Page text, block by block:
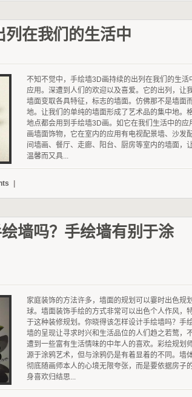
列在我们的生活中
不知不觉中，手绘墙3D画持续的出列在我们的生活
应用。深遭到人们的欢迎以及喜爱。它的出列，让
墙面变取各具特征，标志的墙面。仿佛那不是墙面
地。让我们的单纯的墙面形成了艺术品的集中地。
地点都会用到手绘墙3D画。如它在我们生活中的应
画墙面饰物，它在室内的应用有电视配景墙、沙发
间墙画、餐厅、走廊、阳台、厨房等室内的墙面，
温馨而又具...
|
墙吗？手绘墙有别于涂
家庭装饰的方法许多，墙面的规划可以霎时出色规
球。墙面装饰手绘的方式非常可以出色个人作风，
于这种装修规划。你晓得该怎样设计手绘墙吗？手
墙的呈现让寻求时兴和生活品位的人们趋之若鹜，
遭到一些富有生活情味的中年人的喜欢。彩绘规划
源于涂鸦艺术，但与涂鸦仍是有着显着的不同。墙
彻底随画师本人的心境无限夸张，而是要依据房子
身喜欢归结思...